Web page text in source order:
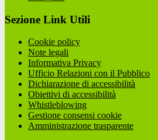
Sezione Link Utili
Cookie policy
Note legali
Informativa Privacy
Ufficio Relazioni con il Pubblico
Dichiarazione di accessibilità
Obiettivi di accessibilità
Whistleblowing
Gestione consensi cookie
Amministrazione trasparente